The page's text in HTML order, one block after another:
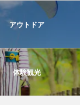
アウトドア
体験観光